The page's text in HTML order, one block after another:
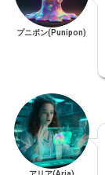
プニポン(Punipon)